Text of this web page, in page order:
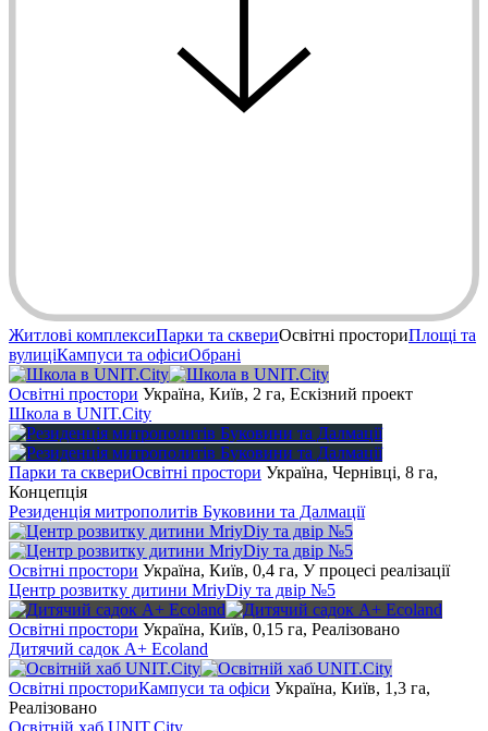
Житлові комплексиПарки та сквериОсвітні просториПлощі та
вулиціКампуси та офісиОбрані
Освітні простори Україна, Київ, 2 га, Ескізний проект
Школа в UNIT.City
Парки та сквериОсвітні простори Україна, Чернівці, 8 га,
Концепція
Резиденція митрополитів Буковини та Далмації
Освітні простори Україна, Київ, 0,4 га, У процесі реалізації
Центр розвитку дитини MriyDiy та двір №5
Освітні простори Україна, Київ, 0,15 га, Реалізовано
Дитячий садок A+ Ecoland
Освітні просториКампуси та офіси Україна, Київ, 1,3 га,
Реалізовано
Освітній хаб UNIT.City